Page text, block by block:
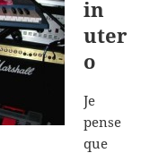
in
uter
o
Je
pense
que